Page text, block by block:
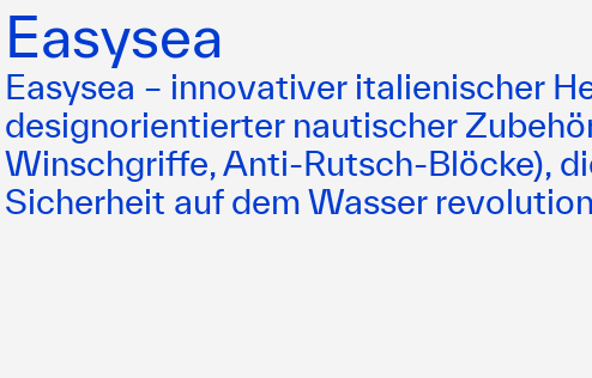
Easysea
Easysea – innovativer italienischer
designorientierter nautischer
Winschgriffe, Anti-Rutsch-Blöcke),
Sicherheit auf dem Wasser